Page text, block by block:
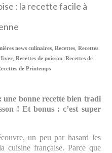
: la recette facile à
news culinaires, Recettes, Recettes
, Recettes de poisson, Recettes de
de Printemps
une bonne recette bien tradi
! Et bonus : c’est super
un peu par hasard les
cuisine française. Parce que